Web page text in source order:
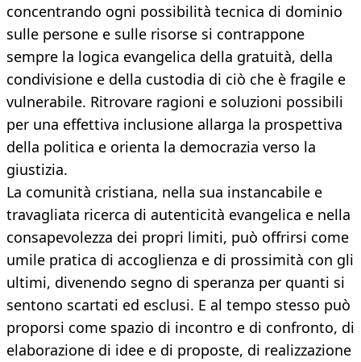
concentrando ogni possibilità tecnica di dominio
sulle persone e sulle risorse si contrappone
sempre la logica evangelica della gratuità, della
condivisione e della custodia di ciò che è fragile e
vulnerabile. Ritrovare ragioni e soluzioni possibili
per una effettiva inclusione allarga la prospettiva
della politica e orienta la democrazia verso la
giustizia.
La comunità cristiana, nella sua instancabile e
travagliata ricerca di autenticità evangelica e nella
consapevolezza dei propri limiti, può offrirsi come
umile pratica di accoglienza e di prossimità con gli
ultimi, divenendo segno di speranza per quanti si
sentono scartati ed esclusi. E al tempo stesso può
proporsi come spazio di incontro e di confronto, di
elaborazione di idee e di proposte, di realizzazione